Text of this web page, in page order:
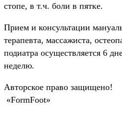
стопе, в т.ч. боли в пятке.
Прием и консультации
терапевта, массажиста,
подиатра осуществляется 6
неделю.
Авторское право защищено!
«FormFoot»